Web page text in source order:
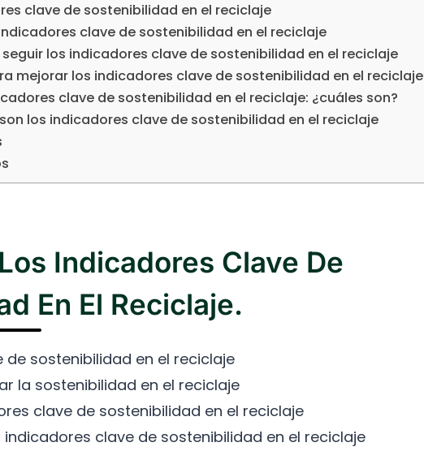
clave de sostenibilidad en el reciclaje
clave de sostenibilidad en el reciclaje
los indicadores clave de sostenibilidad en el reciclaje
mejorar los indicadores clave de sostenibilidad en el reciclaje
clave de sostenibilidad en el reciclaje: ¿cuáles son?
los indicadores clave de sostenibilidad en el reciclaje
Indicadores Clave De
En El Reciclaje.
de sostenibilidad en el reciclaje
la sostenibilidad en el reciclaje
clave de sostenibilidad en el reciclaje
indicadores clave de sostenibilidad en el reciclaje